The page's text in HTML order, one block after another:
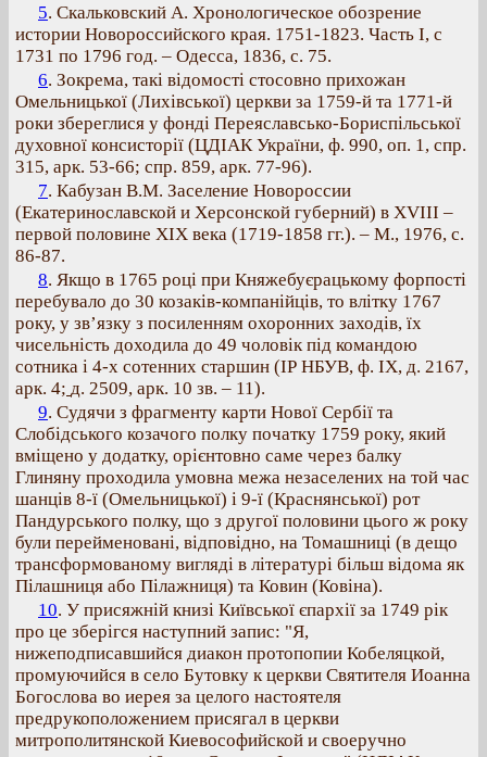
5. Скальковский А. Хронологическое обозрение
истории Новороссийского края. 1751-1823. Часть І, с
1731 по 1796 год. – Одесса, 1836, с. 75.
6. Зокрема, такі відомості стосовно прихожан
Омельницької (Лихівської) церкви за 1759-й та 1771-й
роки збереглися у фонді Переяславсько-Бориспільської
духовної консисторії (ЦДІАК України, ф. 990, оп. 1, спр.
315, арк. 53-66; спр. 859, арк. 77-96).
7. Кабузан В.М. Заселение Новороссии
(Екатеринославской и Херсонской губерний) в ХVІІІ –
первой половине ХІХ века (1719-1858 гг.). – М., 1976, с.
86-87.
8. Якщо в 1765 році при Княжебуєрацькому форпості
перебувало до 30 козаків-компанійців, то влітку 1767
року, у зв’язку з посиленням охоронних заходів, їх
чисельність доходила до 49 чоловік під командою
сотника і 4-х сотенних старшин (ІР НБУВ, ф. ІХ, д. 2167,
арк. 4; д. 2509, арк. 10 зв. – 11).
9. Судячи з фрагменту карти Нової Сербії та
Слобідського козачого полку початку 1759 року, який
вміщено у додатку, орієнтовно саме через балку
Глиняну проходила умовна межа незаселених на той час
шанців 8-ї (Омельницької) і 9-ї (Краснянської) рот
Пандурського полку, що з другої половини цього ж року
були перейменовані, відповідно, на Томашниці (в дещо
трансформованому вигляді в літературі більш відома як
Пілашниця або Пілажниця) та Ковин (Ковіна).
10. У присяжній книзі Київської єпархії за 1749 рік
про це зберігся наступний запис: "Я,
нижеподписавшийся диакон протопопии Кобеляцкой,
промуючийся в село Бутовку к церкви Святителя Иоанна
Богослова во иерея за целого настоятеля
предрукоположением присягал в церкви
митрополитянской Киевософийской и своеручно